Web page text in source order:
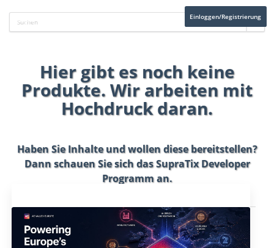
Einloggen/Registrierung
Hier gibt es noch keine
Produkte. Wir arbeiten mit
Hochdruck daran.
Haben Sie Inhalte und wollen diese bereitstellen?
Dann schauen Sie sich dasSupraTix Developer
Programman.